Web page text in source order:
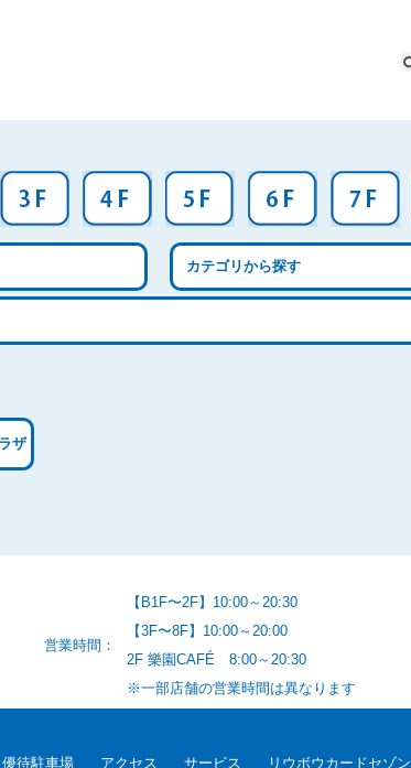
ザ
営業時間：
【B1F〜2F】10:00～20:30
【3F〜8F】10:00～20:00
2F 樂園CAFÉ 8:00～20:30
※一部店舗の営業時間は異なります
優待駐車場 アクセス サービス リウボウカードセゾン